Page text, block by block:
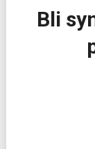
Bli